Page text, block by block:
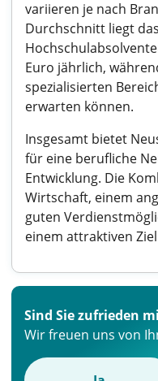
variieren je nach
Durchschnitt liegt
Euro jährlich,
spezialisierten
erwarten können.
Insgesamt bietet
für eine berufliche
Entwicklung. Die
Wirtschaft, einem
guten
einem attraktiven
Sind Sie zufrieden
Wir freuen uns von